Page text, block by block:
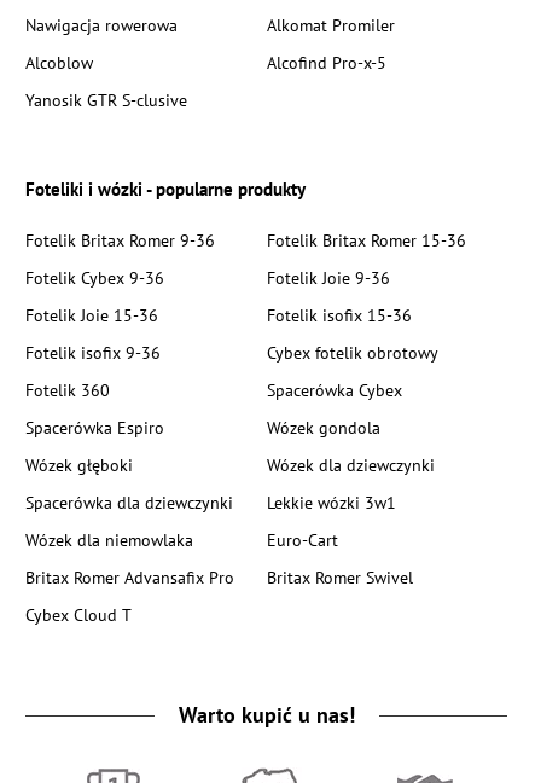
Nawigacja rowerowa
Alkomat Promiler
Alcoblow
Alcofind Pro-x-5
Yanosik GTR S-clusive
Foteliki i wózki - popularne produkty
Fotelik Britax Romer 9-36
Fotelik Britax Romer 15-36
Fotelik Cybex 9-36
Fotelik Joie 9-36
Fotelik Joie 15-36
Fotelik isofix 15-36
Fotelik isofix 9-36
Cybex fotelik obrotowy
Fotelik 360
Spacerówka Cybex
Spacerówka Espiro
Wózek gondola
Wózek głęboki
Wózek dla dziewczynki
Spacerówka dla dziewczynki
Lekkie wózki 3w1
Wózek dla niemowlaka
Euro-Cart
Britax Romer Advansafix Pro
Britax Romer Swivel
Cybex Cloud T
Warto kupić u nas!